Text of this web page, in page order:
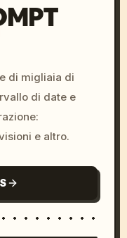
di migliaia di
di date e
e altro.